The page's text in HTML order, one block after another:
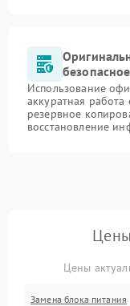
Использование
аккуратная
резервное
восстановление
Цены
Замена блока питания